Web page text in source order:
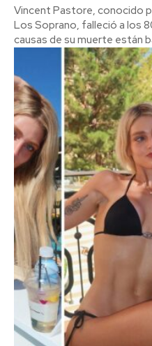
Vincent Pastore, conocido
Los Soprano, falleció a los
causas de su muerte están